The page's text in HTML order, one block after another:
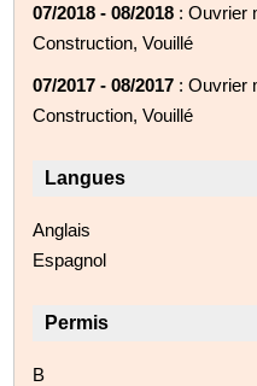
07/2018 - 08/2018 : Ouvrier
Construction, Vouillé
07/2017 - 08/2017 : Ouvrier
Construction, Vouillé
Langues
Anglais
Espagnol
Permis
B